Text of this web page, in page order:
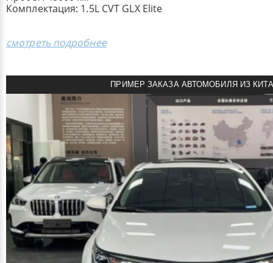
Комплектация: 1.5L CVT GLX Elite
смотреть подробнее
ПРИМЕР ЗАКАЗА АВТОМОБИЛЯ ИЗ